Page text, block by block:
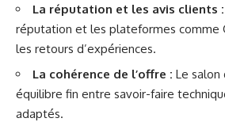
La réputation et les avis clients :
réputation et les plateformes comme
les retours d’expériences.
La cohérence de l’offre : Le salon
équilibre fin entre savoir-faire
adaptés.